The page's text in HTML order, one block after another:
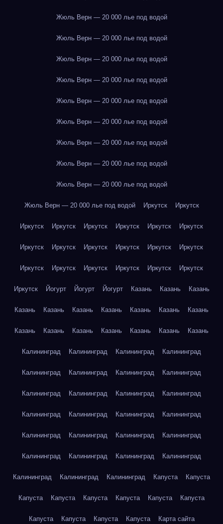
Жюль Верн — 20 000 лье под водой
Жюль Верн — 20 000 лье под водой
Жюль Верн — 20 000 лье под водой
Жюль Верн — 20 000 лье под водой
Жюль Верн — 20 000 лье под водой
Жюль Верн — 20 000 лье под водой
Жюль Верн — 20 000 лье под водой
Жюль Верн — 20 000 лье под водой
Жюль Верн — 20 000 лье под водой
Жюль Верн — 20 000 лье под водой Иркутск Иркутск
Иркутск Иркутск Иркутск Иркутск Иркутск Иркутск
Иркутск Иркутск Иркутск Иркутск Иркутск Иркутск
Иркутск Иркутск Иркутск Иркутск Иркутск Иркутск
Иркутск Йогурт Йогурт Йогурт Казань Казань Казань
Казань Казань Казань Казань Казань Казань Казань
Казань Казань Казань Казань Казань Казань Казань
Калининград Калининград Калининград Калининград
Калининград Калининград Калининград Калининград
Калининград Калининград Калининград Калининград
Калининград Калининград Калининград Калининград
Калининград Калининград Калининград Калининград
Калининград Калининград Калининград Калининград
Калининград Калининград Калининград Капуста Капуста
Капуста Капуста Капуста Капуста Капуста Капуста
Капуста Капуста Капуста Капуста Карта сайта